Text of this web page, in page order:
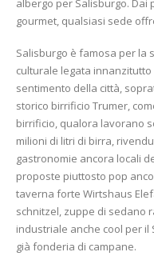
albergo per Salisburgo.
gourmet, qualsiasi sede
Salisburgo è famosa per la
culturale legata
sentimento della città,
storico birrificio Trumer,
birrificio, qualora lavorano
milioni di litri di birra,
gastronomie ancora locali
proposte piuttosto pop
taverna forte Wirtshaus
schnitzel, zuppe di sedano
industriale anche cool per
già fonderia di campane.